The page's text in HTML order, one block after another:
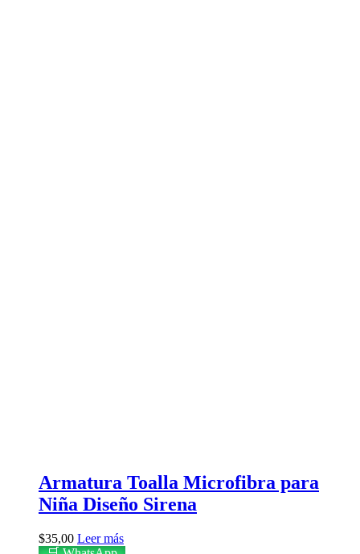
Armatura Toalla Microfibra para
Niña Diseño Sirena
$35,00 Leer más